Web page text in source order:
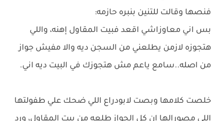
فنصها وقالت للتنين بنبره حازمه:
بس اني معاوزاشي اقعد فبيت المقاول إهنه، واللي
هتجوزه لازمن يطلعني من السجن ديه والا مفيش جواز
من اصله..سامع ياعم مش هتجوزك في البيت ديه اني.
خلصت كلامها وبصت لابودراع اللي ضحك علي طفولتها
اللي مصورالها إن كل الجواز طلعه من بيت المقاول، ورد